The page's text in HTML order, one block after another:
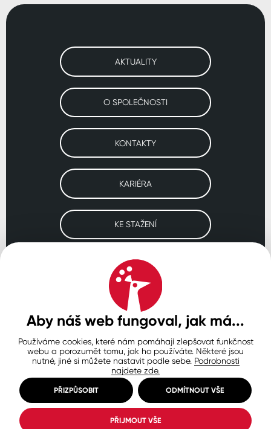
AKTUALITY
O SPOLEČNOSTI
KONTAKTY
KARIÉRA
KE STAŽENÍ
Navštivte naše pobočky
SLOVENSKO POLSKO
Ochrana osobních údajů
Zásady používání souborů cookie
Nastavení cookies
© Copyright 2026 COLORLAK
Created by inCUBE
Aby náš web fungoval, jak má...
Používáme cookies, které nám pomáhají zlepšovat funkčnost
webu a porozumět tomu, jak ho používáte. Některé jsou
nutné, jiné si můžete nastavit podle sebe. Podrobnosti
najdete zde.
PŘIZPŮSOBIT ODMÍTNOUT VŠE
PŘIJMOUT VŠE